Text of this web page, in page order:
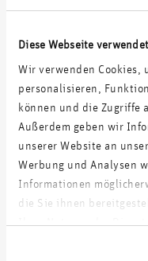
Diese Webseite
Wir verwenden Cookies,
personalisieren,
können und die Zugriffe
Außerdem geben wir
unserer Website an
Werbung und Analysen
Informationen
die Sie ihnen
Ihrer Nutzung der
Nina Jax
Director HR
Tel.:+49151 19 77 52